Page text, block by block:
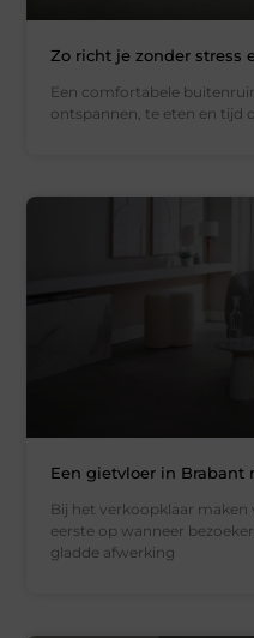
Zo richt je zonder
Een comfortabele
ontspannen, te eten en tijd
Een gietvloer in
Bij het verkoopklaar
eerste op wanneer
gladde afwerking